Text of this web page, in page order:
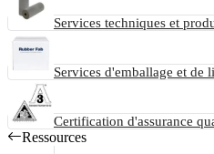
Services techniques et
Services d'emballage et de
Certification d'assurance
Ressources